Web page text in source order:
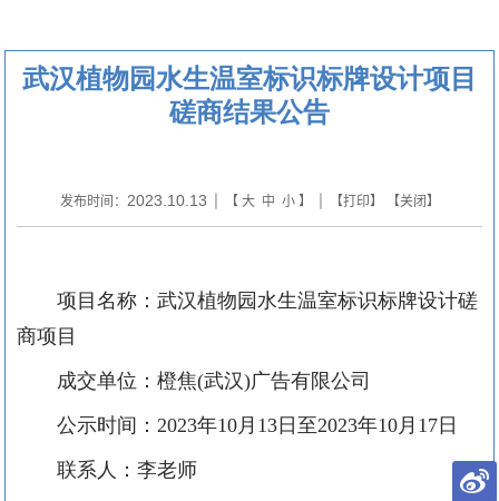
武汉植物园水生温室标识标牌设计项目
磋商结果公告
发布时间： 2023.10.13 | 【 大 中 小】 | 【打印】 【关闭】
项目名称：武汉植物园水生温室标识标牌设计磋
商项目
成交单位 ：橙焦(武汉)广告有限公司
公示时间： 2023年10月13日至2023年10月17日
联系人：李老师